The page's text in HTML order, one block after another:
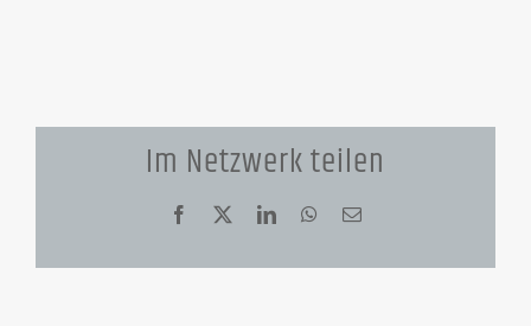
Im Netzwerk teilen
Facebook LinkedInWhatsApp
E-